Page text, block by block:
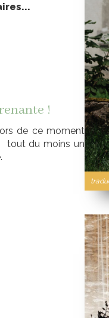
!
de ce moment
tout du moins un